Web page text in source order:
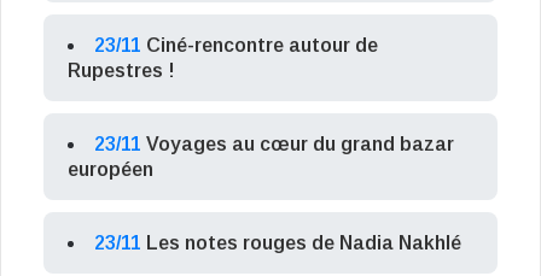
23/11 Ciné-rencontre autour de
Rupestres !
23/11 Voyages au cœur du grand bazar
européen
23/11 Les notes rouges de Nadia Nakhlé